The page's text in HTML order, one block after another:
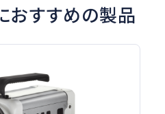
おすすめの製品